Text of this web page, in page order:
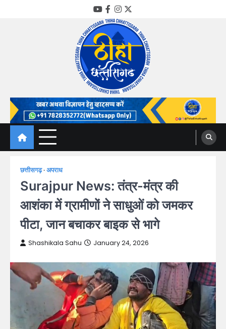
YouTube
Facebook
Instagram
Twitter
Thiha Chhattisgarh
गोठ जन-जन के
छत्तीसगढ़ अपराध
Surajpur News: तंत्र-मंत्र की
आशंका में ग्रामीणों ने साधुओं को जमकर
पीटा, जान बचाकर बाइक से भागे
Shashikala Sahu January 24, 2026